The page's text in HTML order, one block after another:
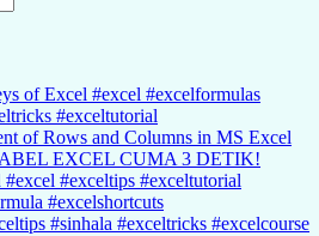
of Excel #excel #excelformulas
#exceltutorial
of Rows and Columns in MS Excel
EXCEL CUMA 3 DETIK!
#excel #exceltips #exceltutorial
#excelshortcuts
#sinhala #exceltricks #excelcourse